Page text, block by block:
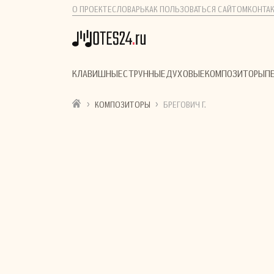
О ПРОЕКТЕСЛОВАРЬ КАК ПОЛЬЗОВАТЬСЯ САЙТОМ
КЛАВИШНЫЕСТРУННЫЕДУХОВЫЕКОМПОЗИТОРЫ
› КОМПОЗИТОРЫ › БРЕГОВИЧ Г.